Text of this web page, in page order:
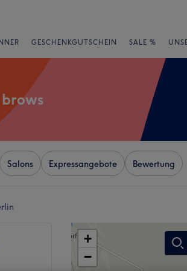
GESCHENKGUTSCHEIN SALE %
Salons Expressangebote Bewertung
+
−